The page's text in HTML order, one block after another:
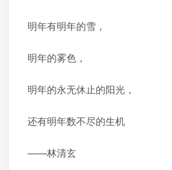
明年有明年的雪，
明年的雾色，
明年的永无休止的阳光，
还有明年数不尽的生机
——林清玄